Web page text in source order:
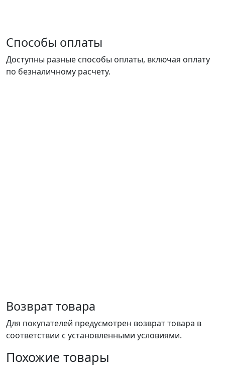
Способы оплаты
Доступны разные способы оплаты, включая оплату
по безналичному расчету.
Возврат товара
Для покупателей предусмотрен возврат товара в
соответствии с установленными условиями.
Похожие товары